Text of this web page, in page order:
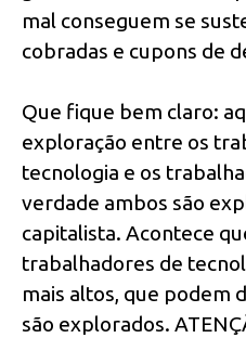
mal conseguem se
cobradas e cupons de
Que fique bem claro:
exploração entre os
tecnologia e os
verdade ambos são
capitalista. Acontece
trabalhadores de
mais altos, que podem
são explorados.